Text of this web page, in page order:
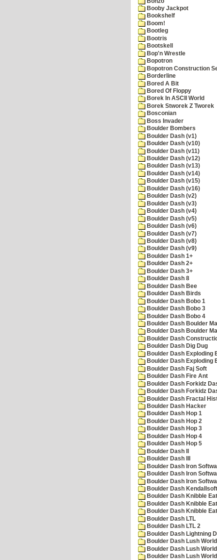
Booby Jackpot
Bookshelf
Boom!
Bootleg
Bootris
Bootskell
Bop'n Wrestle
Bopotron
Bopotron Construction
Borderline
Bored A Bit
Bored Of Floppy
Borek In ASCII World
Borek Stworek Z Tworek
Bosconian
Boss Invader
Boulder Bombers
Boulder Dash (v1)
Boulder Dash (v10)
Boulder Dash (v11)
Boulder Dash (v12)
Boulder Dash (v13)
Boulder Dash (v14)
Boulder Dash (v15)
Boulder Dash (v16)
Boulder Dash (v2)
Boulder Dash (v3)
Boulder Dash (v4)
Boulder Dash (v5)
Boulder Dash (v6)
Boulder Dash (v7)
Boulder Dash (v8)
Boulder Dash (v9)
Boulder Dash 1+
Boulder Dash 2+
Boulder Dash 3+
Boulder Dash 8
Boulder Dash Bee
Boulder Dash Birds
Boulder Dash Bobo 1
Boulder Dash Bobo 3
Boulder Dash Bobo 4
Boulder Dash Boulder
Boulder Dash Boulder
Boulder Dash
Boulder Dash Dig Dug
Boulder Dash Exploding
Boulder Dash Exploding
Boulder Dash Faj Soft
Boulder Dash Fire Ant
Boulder Dash Forkidz
Boulder Dash Forkidz
Boulder Dash Fractal
Boulder Dash Hacker
Boulder Dash Hop 1
Boulder Dash Hop 2
Boulder Dash Hop 3
Boulder Dash Hop 4
Boulder Dash Hop 5
Boulder Dash II
Boulder Dash III
Boulder Dash Iron
Boulder Dash Iron
Boulder Dash Iron
Boulder Dash
Boulder Dash Knibble
Boulder Dash Knibble
Boulder Dash Knibble
Boulder Dash LTL
Boulder Dash LTL 2
Boulder Dash Lightning
Boulder Dash Lush
Boulder Dash Lush
Boulder Dash Lush